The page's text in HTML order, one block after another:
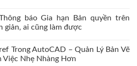
báo Gia hạn Bản quyền trên
giản, ai cũng làm được
Trong AutoCAD – Quản Lý Bản Vẽ
Việc Nhẹ Nhàng Hơn